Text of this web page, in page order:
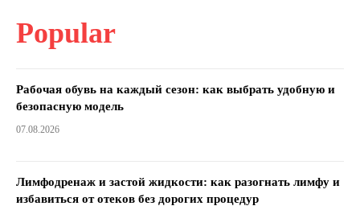
Popular
Рабочая обувь на каждый сезон: как выбрать удобную и
безопасную модель
07.08.2026
Лимфодренаж и застой жидкости: как разогнать лимфу и
избавиться от отеков без дорогих процедур